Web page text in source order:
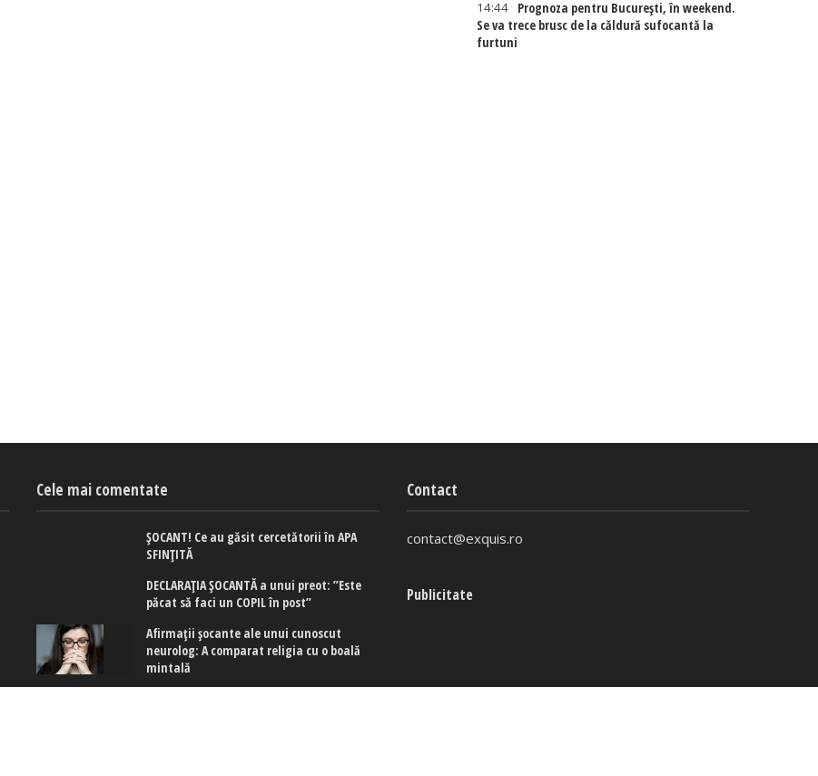
14:44
Prognoza pentru București, în weekend.
Se va trece brusc de la căldură sufocantă la
furtuni
Cele mai comentate
ȘOCANT! Ce au găsit cercetătorii în APA
SFINȚITĂ
DECLARAȚIA ȘOCANTĂ a unui preot: ”Este
păcat să faci un COPIL în post”
Afirmaţii şocante ale unui cunoscut
neurolog: A comparat religia cu o boală
mintală
Contact
contact@exquis.ro
Publicitate